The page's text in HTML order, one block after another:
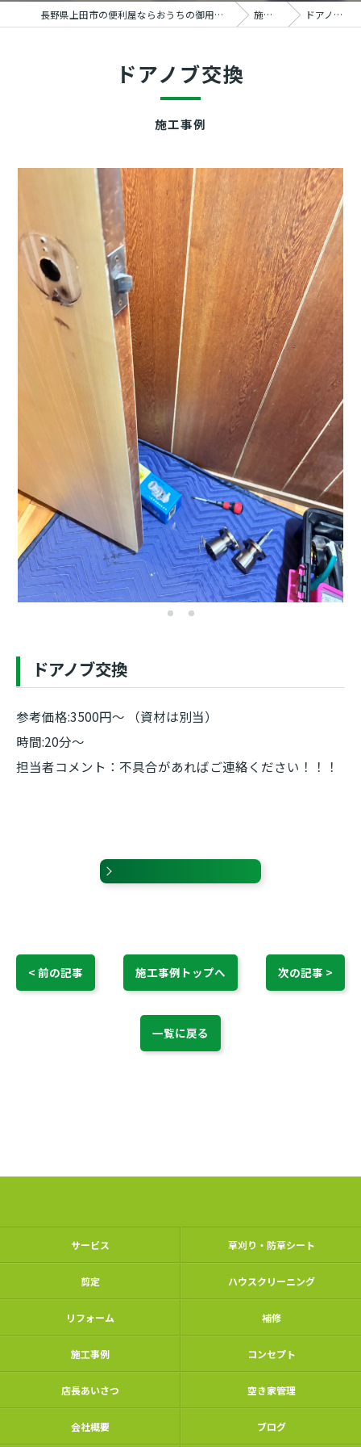
長野県上田市の便利屋ならおうちの御用聞き家工房 上田塩田店 施工事例 ドアノブ交換
施工事例
ドアノブ交換
ドアノブ交換
参考価格:3500円～ （資材は別当）
時間:20分～
担当者コメント：不具合があればご連絡ください！！！
< 前の記事 施工事例トップへ 次の記事 >
一覧に戻る
サービス 草刈り・防草シート
剪定 ハウスクリーニング
リフォーム 補修
施工事例 コンセプト
店長あいさつ 空き家管理
会社概要 ブログ